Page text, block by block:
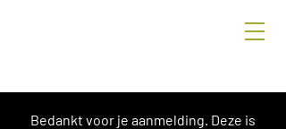
Bedankt voor je aanmelding. Deze is